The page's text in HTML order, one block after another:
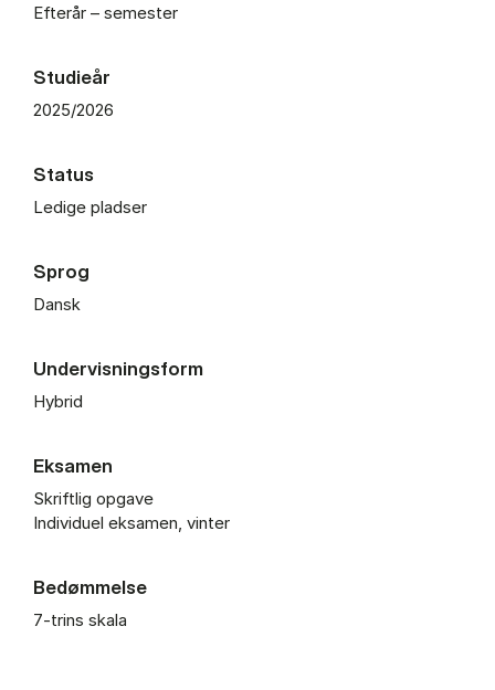
Efterår – semester
Studieår
2025/2026
Status
Ledige pladser
Sprog
Dansk
Undervisningsform
Hybrid
Eksamen
Skriftlig opgave
Individuel eksamen, vinter
Bedømmelse
7-trins skala